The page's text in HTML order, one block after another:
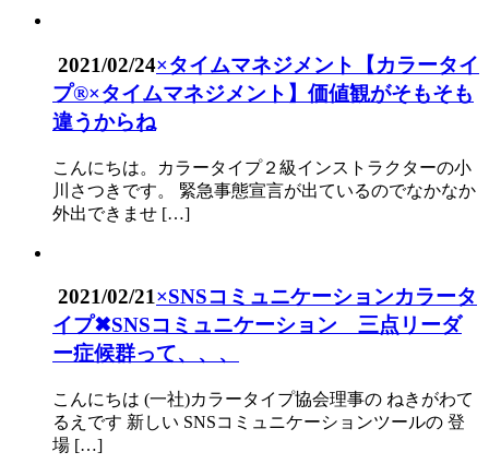
2021/02/24×タイムマネジメント
【カラータイ
プ®×タイムマネジメント】価値観がそもそも
違うからね
こんにちは。カラータイプ２級インストラクターの小
川さつきです。 緊急事態宣言が出ているのでなかなか
外出できませ […]
2021/02/21×SNSコミュニケーションカラータ
イプ✖SNSコミュニケーション 三点リーダ
ー症候群って、、、
こんにちは (一社)カラータイプ協会理事の ねきがわて
るえです 新しい SNSコミュニケーションツールの 登
場 […]